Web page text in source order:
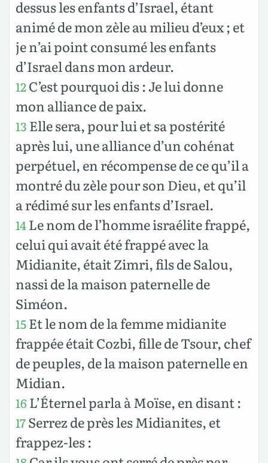
dessus les enfants d’Israel, étant
animé de mon zèle au milieu d’eux ; et
je n’ai point consumé les enfants
d’Israel dans mon ardeur.
12C’est pourquoi dis : Je lui donne
mon alliance de paix.
13 Elle sera, pour lui et sa postérité
après lui, une alliance d’un cohénat
perpétuel, en récompense de ce qu’il a
montré du zèle pour son Dieu, et qu’il
a rédimé sur les enfants d’Israel.
14Le nom de l’homme israélite frappé,
celui qui avait été frappé avec la
Midianite, était Zimri, fils de Salou,
nassi de la maison paternelle de
Siméon.
15Et le nom de la femme midianite
frappée était Cozbi, fille de Tsour, chef
de peuples, de la maison paternelle en
Midian.
16 L’Éternel parla à Moïse, en disant :
17Serrez de près les Midianites, et
frappez-les :